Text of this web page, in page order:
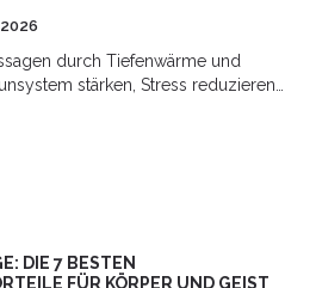
durch Tiefenwärme und
stärken, Stress reduzieren
DIE 7 BESTEN
FÜR KÖRPER UND GEIST